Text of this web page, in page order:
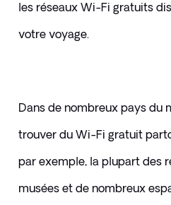
les réseaux Wi-Fi gratuits
votre voyage.
Dans de nombreux pays du
trouver du Wi-Fi gratuit
par exemple, la plupart des
musées et de nombreux